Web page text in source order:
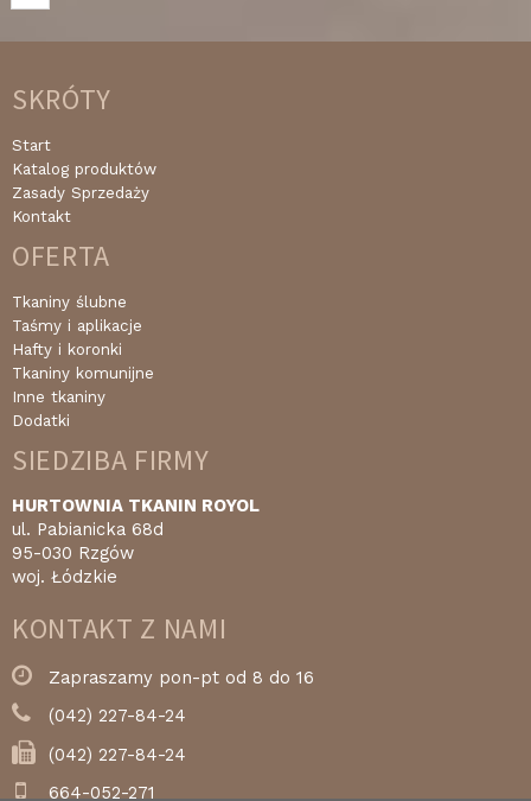
SKRÓTY
Start
Katalog produktów
Zasady Sprzedaży
Kontakt
OFERTA
Tkaniny ślubne
Taśmy i aplikacje
Hafty i koronki
Tkaniny komunijne
Inne tkaniny
Dodatki
SIEDZIBA FIRMY
HURTOWNIA TKANIN ROYOL
ul. Pabianicka 68d
95-030 Rzgów
woj. Łódzkie
KONTAKT Z NAMI
Zapraszamy pon-pt od 8 do 16
(042) 227-84-24
(042) 227-84-24
664-052-271